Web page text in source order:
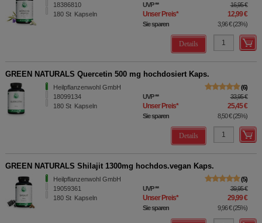
18386810
180 St Kapseln
UVP** 16,95 €
Unser Preis* 12,99 €
Sie sparen 3,96 €(23%)
Details
GREEN NATURALS Quercetin 500 mg hochdosiert Kaps.
Heilpflanzenwohl GmbH
18099134
180 St Kapseln
6
UVP** 33,95 €
Unser Preis* 25,45 €
Sie sparen 8,50 €(25%)
Details
GREEN NATURALS Shilajit 1300mg hochdos.vegan Kaps.
Heilpflanzenwohl GmbH
19059361
180 St Kapseln
5
UVP** 39,95 €
Unser Preis* 29,99 €
Sie sparen 9,96 €(25%)